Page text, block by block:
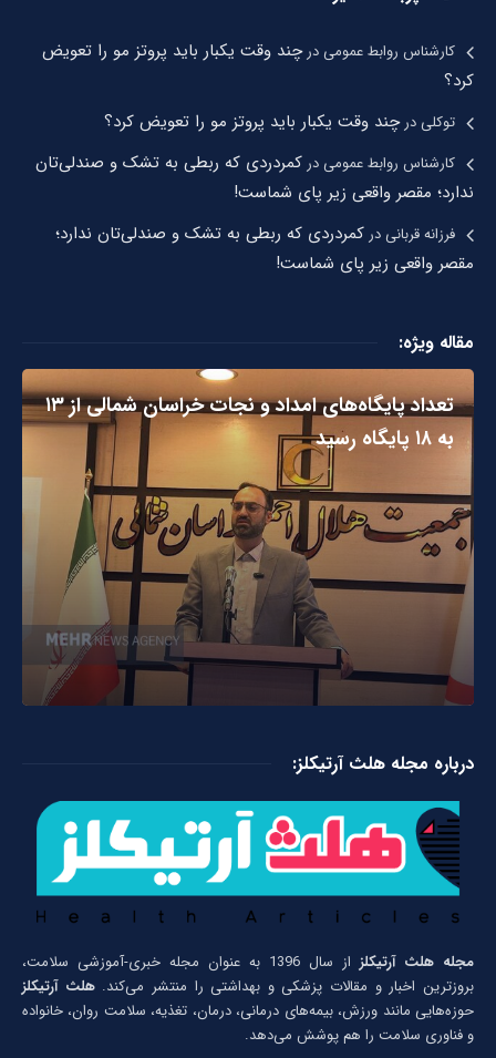
کارشناس روابط عمومیدرچند وقت یکبار باید پروتز مو را تعویض
کرد؟
توکلیدرچند وقت یکبار باید پروتز مو را تعویض کرد؟
کارشناس روابط عمومیدر کمردردی که ربطی به تشک و صندلی‌تان
ندارد؛ مقصر واقعی زیر پای شماست!
فرزانه قربانیدر کمردردی که ربطی به تشک و صندلی‌تان ندارد؛
مقصر واقعی زیر پای شماست!
مقاله ویژه:
تعداد پایگاه‌های امداد و نجات خراسان شمالی از ۱۳
به ۱۸ پایگاه رسید
درباره مجله هلث آرتیکلز:
مجله هلث آرتیکلز
از سال 1396 به عنوان مجله خبری-آموزشی سلامت،
بروزترین اخبار و مقالات پزشکی و بهداشتی را منتشر می‌کند.هلث آرتیکلز
حوزه‌هایی مانند ورزش، بیمه‌های درمانی، درمان، تغذیه، سلامت روان، خانواده
و فناوری سلامت را هم پوشش می‌دهد.